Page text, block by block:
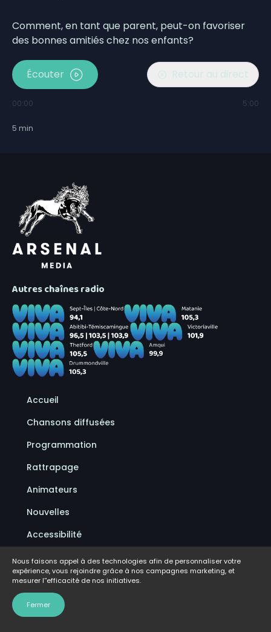
Comment, en tant que parent, peut-on favoriser
des bonnes amitiés chez nos enfants?
Écouter Retour au direct
00:00 5:00
5 min
Autres chaînes radio
Accueil
Chansons diffusées
Programmation
Rattrapage
Animateurs
Nouvelles
Accessibilité
Politique de confidentialité
Conditions d'utilisation
FAQ
Nous faisons appel à des technologies afin de personnaliser votre
expérience, vous rejoindre grâce à nos campagnes marketing, et
mesurer l''efficacité de nos initiatives.
Fermer